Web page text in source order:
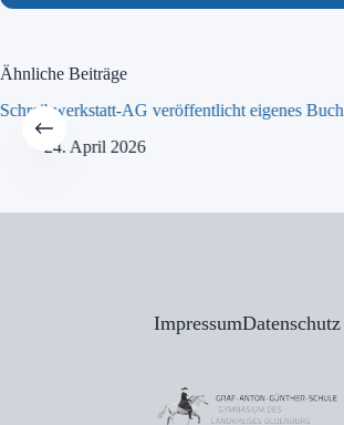
Ähnliche Beiträge
Schreibwerkstatt-AG veröffentlicht eigenes Buch
24. April 2026
ImpressumDatenschutz